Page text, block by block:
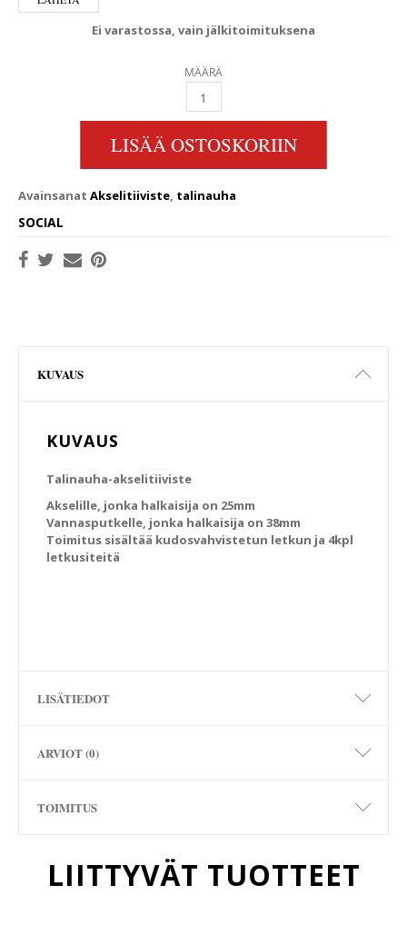
Ei varastossa, vain jälkitoimituksena
MÄÄRÄ
TALINAUHA-AKSELITIIVISTE 25MM
LISÄÄ OSTOSKORIIN
Avainsanat Akselitiiviste, talinauha
SOCIAL
KUVAUS
KUVAUS
Talinauha-akselitiiviste
Akselille, jonka halkaisija on 25mm
Vannasputkelle, jonka halkaisija on 38mm
Toimitus sisältää kudosvahvistetun letkun ja 4kpl
letkusiteitä
LISÄTIEDOT
ARVIOT (0)
TOIMITUS
LIITTYVÄT TUOTTEET